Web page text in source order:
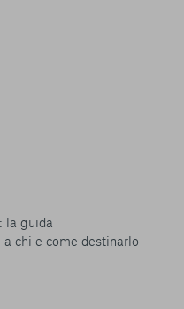
la guida
chi e come destinarlo